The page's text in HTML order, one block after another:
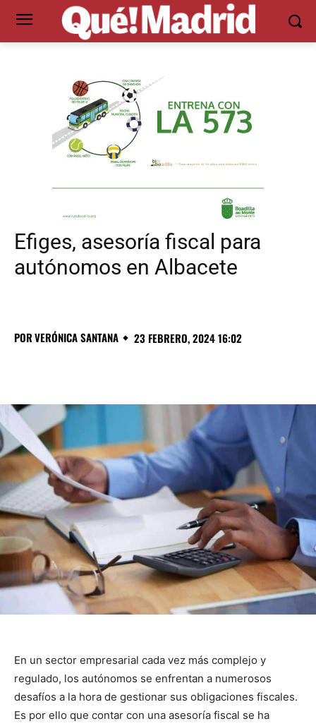
Efiges, asesoría fiscal para
autónomos en Albacete
PORVERÓNICA SANTANA 23 FEBRERO, 2024 16:02
En un sector empresarial cada vez más complejo y
regulado, los autónomos se enfrentan a numerosos
desafíos a la hora de gestionar sus obligaciones fiscales.
Es por ello que contar con una asesoría fiscal se ha